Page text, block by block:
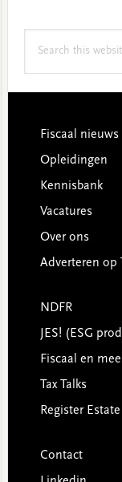
Footer
Fiscaal nieuws
Opleidingen
Kennisbank
Vacatures
Over ons
Adverteren op
NDFR
JES! (ESG
Fiscaal en
Tax Talks
Register
Contact